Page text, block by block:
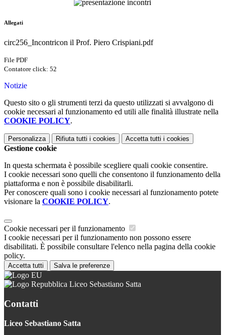
Allegati
circ256_Incontricon il Prof. Piero Crispiani.pdf
File PDF
Contatore click: 52
Notizie
Questo sito o gli strumenti terzi da questo utilizzati si avvalgono di
cookie necessari al funzionamento ed utili alle finalità illustrate nella
COOKIE POLICY.
Personalizza Rifiuta tutti i cookies Accetta tutti i cookies
Gestione cookie
In questa schermata è possibile scegliere quali cookie consentire.
I cookie necessari sono quelli che consentono il funzionamento della
piattaforma e non è possibile disabilitarli.
Per conoscere quali sono i cookie necessari al funzionamento potete
visionare la COOKIE POLICY.
Cookie necessari per il funzionamento
I cookie necessari per il funzionamento non possono essere
disabilitati. È possibile consultare l'elenco nella pagina della cookie
policy.
Accetta tutti Salva le preferenze
Liceo Sebastiano Satta
Contatti
Liceo Sebastiano Satta